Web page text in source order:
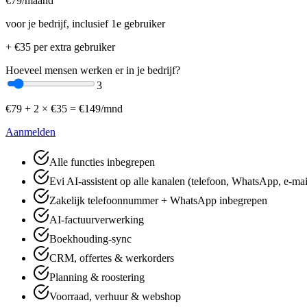
voor je bedrijf, inclusief 1e gebruiker
+ €35 per extra gebruiker
Hoeveel mensen werken er in je bedrijf?
3
€79 + 2 × €35 = €149/mnd
Aanmelden
Alle functies inbegrepen
Evi AI-assistent op alle kanalen (telefoon, WhatsApp, e-
Zakelijk telefoonnummer + WhatsApp inbegrepen
AI-factuurverwerking
Boekhouding-sync
CRM, offertes & werkorders
Planning & roostering
Voorraad, verhuur & webshop